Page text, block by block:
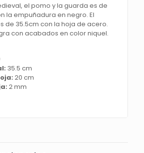
el pomo y la guarda es de
la empuñadura en negro. El
de 35.5cm con la hoja de acero.
con acabados en color niquel.
35.5 cm
20 cm
2 mm